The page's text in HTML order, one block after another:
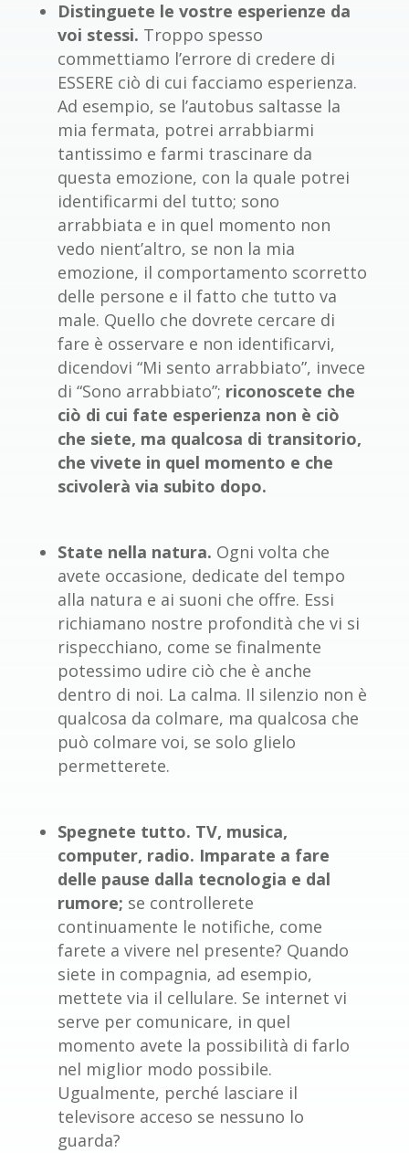
Distinguete le vostre esperienze da
voi stessi. Troppo spesso
commettiamo l’errore di credere di
ESSERE ciò di cui facciamo esperienza.
Ad esempio, se l’autobus saltasse la
mia fermata, potrei arrabbiarmi
tantissimo e farmi trascinare da
questa emozione, con la quale potrei
identificarmi del tutto; sono
arrabbiata e in quel momento non
vedo nient’altro, se non la mia
emozione, il comportamento scorretto
delle persone e il fatto che tutto va
male. Quello che dovrete cercare di
fare è osservare e non identificarvi,
dicendovi “Mi sento arrabbiato”, invece
di “Sono arrabbiato”; riconoscete che
ciò di cui fate esperienza non è ciò
che siete, ma qualcosa di transitorio,
che vivete in quel momento e che
scivolerà via subito dopo.
State nella natura. Ogni volta che
avete occasione, dedicate del tempo
alla natura e ai suoni che offre. Essi
richiamano nostre profondità che vi si
rispecchiano, come se finalmente
potessimo udire ciò che è anche
dentro di noi. La calma. Il silenzio non è
qualcosa da colmare, ma qualcosa che
può colmare voi, se solo glielo
permetterete.
Spegnete tutto. TV, musica,
computer, radio. Imparate a fare
delle pause dalla tecnologia e dal
rumore; se controllerete
continuamente le notifiche, come
farete a vivere nel presente? Quando
siete in compagnia, ad esempio,
mettete via il cellulare. Se internet vi
serve per comunicare, in quel
momento avete la possibilità di farlo
nel miglior modo possibile.
Ugualmente, perché lasciare il
televisore acceso se nessuno lo
guarda?